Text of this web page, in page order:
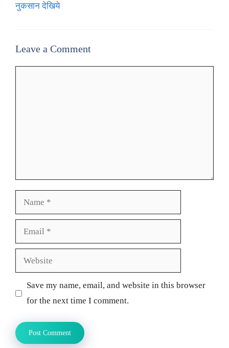
नुकसान देखिये
Leave a Comment
Name
Email
Website
Save my name, email, and website in this browser
for the next time I comment.